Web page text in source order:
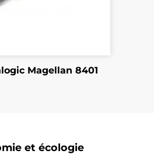
Magellan 8401
et écologie